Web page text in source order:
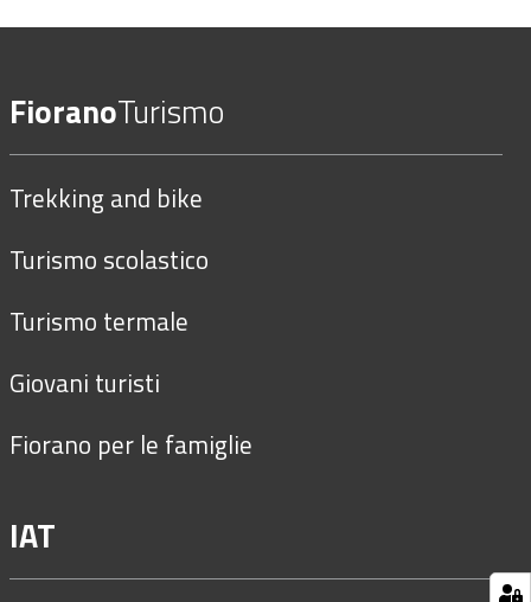
FioranoTurismo
Trekking and bike
Turismo scolastico
Turismo termale
Giovani turisti
Fiorano per le famiglie
IAT